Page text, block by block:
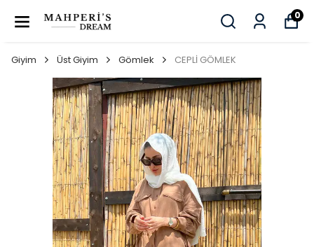
0
Giyim Üst Giyim Gömlek CEPLİ GÖMLEK